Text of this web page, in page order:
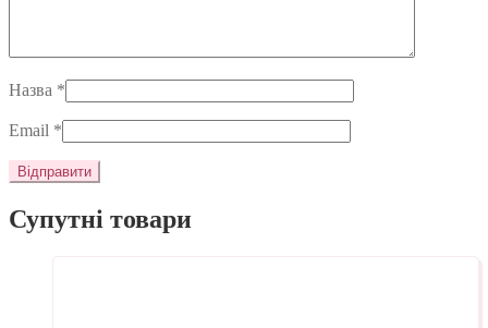
Назва *
Email *
Супутні товари